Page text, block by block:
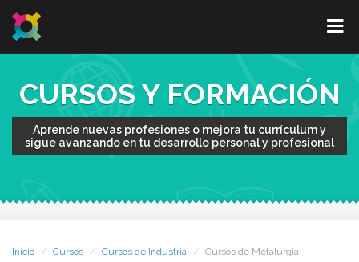
CURSOS Y FORMACIÓN
Aprende nuevas profesiones o mejora tu currículum y
sigue avanzando en tu desarrollo personal y profesional
Inicio Cursos Cursos de Industria Cursos de Metalurgia